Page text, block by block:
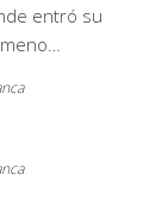
entró su